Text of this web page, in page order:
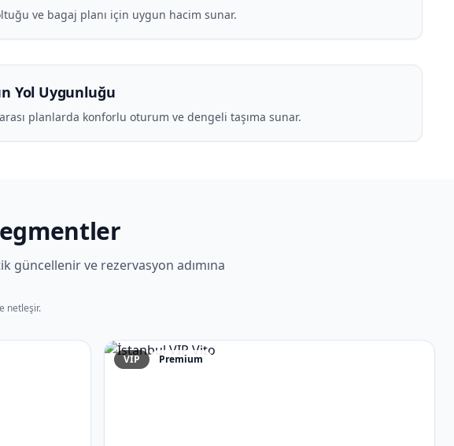
ve bagaj planı için uygun hacim sunar.
Yol Uygunluğu
planlarda konforlu oturum ve dengeli taşıma sunar.
güncellenir ve rezervasyon adımına
netleşir.
VIP Premium